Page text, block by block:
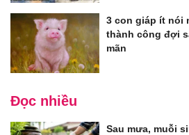
3 con giáp ít nói
thành công đợi
mãn
Đọc nhiều
Sau mưa, muỗi